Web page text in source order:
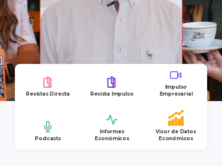
Revistas Directa Revista Impulso
Impulso
Empresarial
Podcasts
Informes
Económicos
Visor de Datos
Económicos